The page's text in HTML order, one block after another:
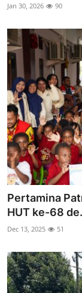
Jan 30, 2026 90
Pertamina
HUT ke-68
Dec 13, 2025 51